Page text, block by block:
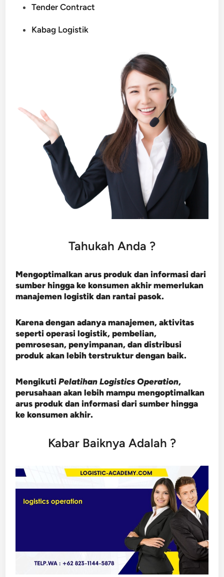
Tender Contract
Kabag Logistik
Tahukah Anda ?
Mengoptimalkan arus produk dan informasi dari
sumber hingga ke konsumen akhir memerlukan
manajemen logistik dan rantai pasok.
Karena dengan adanya manajemen, aktivitas
seperti operasi logistik, pembelian,
pemrosesan, penyimpanan, dan distribusi
produk akan lebih terstruktur dengan baik.
MengikutiPelatihan Logistics Operation,
perusahaan akan lebih mampu mengoptimalkan
arus produk dan informasi dari sumber hingga
ke konsumen akhir.
Kabar Baiknya Adalah ?